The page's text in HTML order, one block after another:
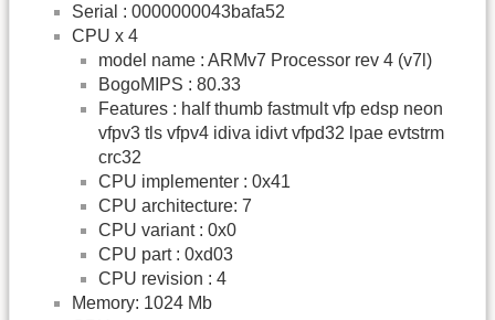
Serial : 0000000043bafa52
CPU x 4
model name : ARMv7 Processor rev 4 (v7l)
BogoMIPS : 80.33
Features : half thumb fastmult vfp edsp neon
vfpv3 tls vfpv4 idiva idivt vfpd32 lpae evtstrm
crc32
CPU implementer : 0x41
CPU architecture: 7
CPU variant : 0x0
CPU part : 0xd03
CPU revision : 4
Memory: 1024 Mb